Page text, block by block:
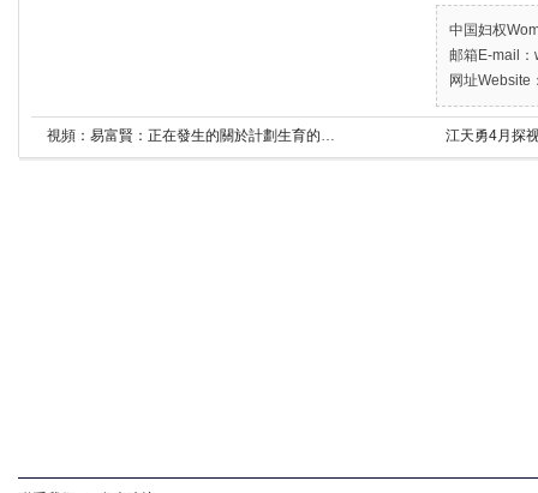
中国妇权
邮箱E-mail
网址Website
視頻：易富賢：正在發生的關於計劃生育的惡性事件 江天勇4月探